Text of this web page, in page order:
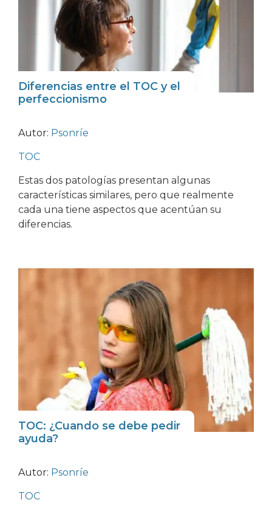
Diferencias entre el TOC y el
perfeccionismo
Autor: Psonríe
TOC
Estas dos patologías presentan algunas
características similares, pero que realmente
cada una tiene aspectos que acentúan su
diferencias.
TOC: ¿Cuando se debe pedir
ayuda?
Autor: Psonríe
TOC